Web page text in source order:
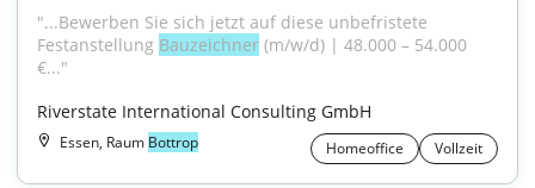
"...Bewerben Sie sich jetzt auf diese unbefristete
Festanstellung Bauzeichner (m/w/d) | 48.000 – 54.000
€..."
Riverstate International Consulting GmbH
Essen, Raum Bottrop Homeoffice Vollzeit